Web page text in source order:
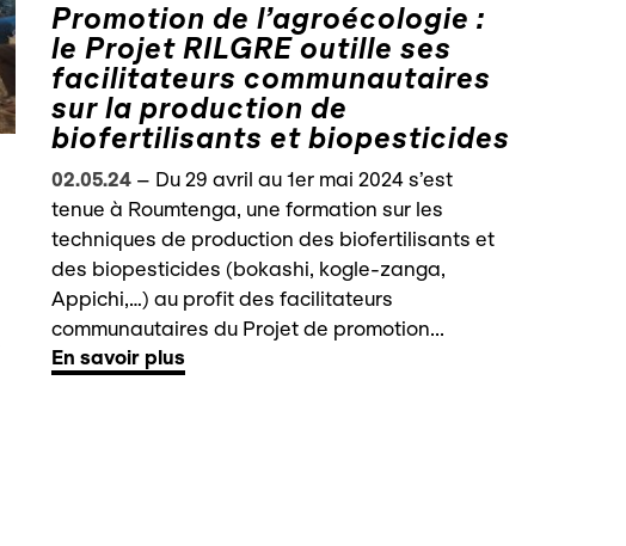
Promotion de l’agroécologie :
le Projet RILGRE outille ses
facilitateurs communautaires
sur la production de
biofertilisants et biopesticides
02.05.24– Du 29 avril au 1er mai 2024 s’est
tenue à Roumtenga, une formation sur les
techniques de production des biofertilisants et
des biopesticides (bokashi, kogle-zanga,
Appichi,…) au profit des facilitateurs
communautaires du Projet de promotion...
En savoir plus